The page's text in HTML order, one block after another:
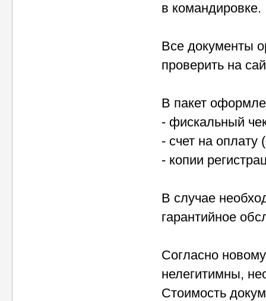
в командировке.
Все документы
проверить на
В пакет
- фискальный
- счет на оплату
- копии
В случае
гарантийное
Согласно
нелегитимны,
Стоимость